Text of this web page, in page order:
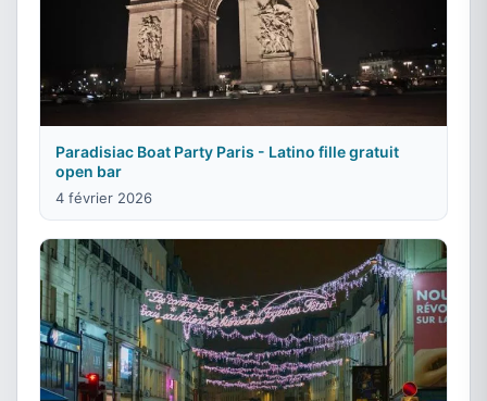
Paradisiac Boat Party Paris - Latino fille gratuit
open bar
4 février 2026